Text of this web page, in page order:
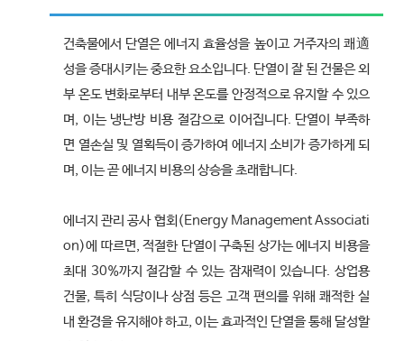
건축물에서 단열은 에너지 효율성을 높이고 거주자의 쾌適
성을 증대시키는 중요한 요소입니다. 단열이 잘 된 건물은 외
부 온도 변화로부터 내부 온도를 안정적으로 유지할 수 있으
며, 이는 냉난방 비용 절감으로 이어집니다. 단열이 부족하
면 열손실 및 열획득이 증가하여 에너지 소비가 증가하게 되
며, 이는 곧 에너지 비용의 상승을 초래합니다.
에너지 관리 공사 협회(Energy Management Associati
on)에 따르면, 적절한 단열이 구축된 상가는 에너지 비용을
최대 30%까지 절감할 수 있는 잠재력이 있습니다. 상업용
건물, 특히 식당이나 상점 등은 고객 편의를 위해 쾌적한 실
내 환경을 유지해야 하고, 이는 효과적인 단열을 통해 달성할